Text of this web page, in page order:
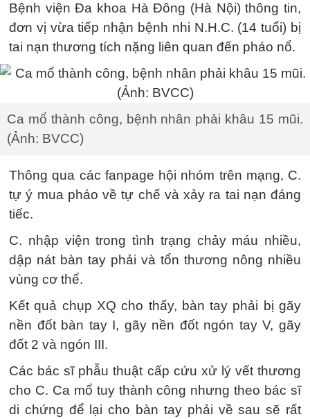
Bệnh viện Đa khoa Hà Đông (Hà Nội) thông tin,
đơn vị vừa tiếp nhận bệnh nhi N.H.C. (14 tuổi) bị
tai nạn thương tích nặng liên quan đến pháo nổ.
Ca mổ thành công, bệnh nhân phải khâu 15 mũi.
(Ảnh: BVCC)
Thông qua các fanpage hội nhóm trên mạng, C.
tự ý mua pháo về tự chế và xảy ra tai nạn đáng
tiếc.
C. nhập viện trong tình trạng chảy máu nhiều,
dập nát bàn tay phải và tổn thương nông nhiều
vùng cơ thể.
Kết quả chụp XQ cho thấy, bàn tay phải bị gãy
nền đốt bàn tay I, gãy nền đốt ngón tay V, gãy
đốt 2 và ngón III.
Các bác sĩ phẫu thuật cấp cứu xử lý vết thương
cho C. Ca mổ tuy thành công nhưng theo bác sĩ
di chứng để lại cho bàn tay phải về sau sẽ rất